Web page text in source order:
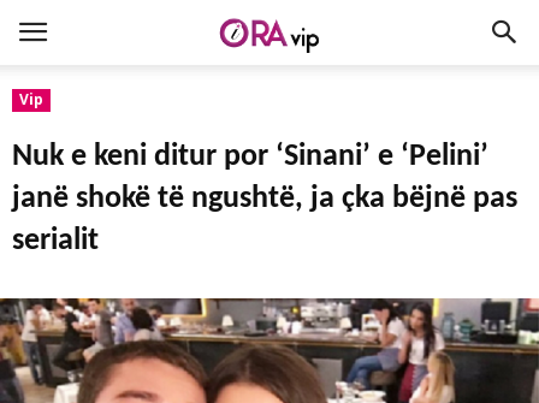
Vip
Nuk e keni ditur por ‘Sinani’ e ‘Pelini’
janë shokë të ngushtë, ja çka bëjnë pas
serialit